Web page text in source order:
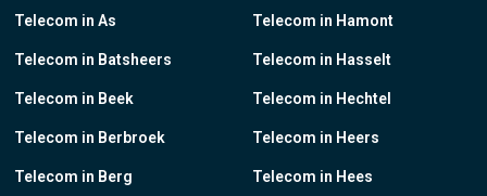
Telecom in As
Telecom in Batsheers
Telecom in Beek
Telecom in Berbroek
Telecom in Berg
Telecom in Hamont
Telecom in Hasselt
Telecom in Hechtel
Telecom in Heers
Telecom in Hees